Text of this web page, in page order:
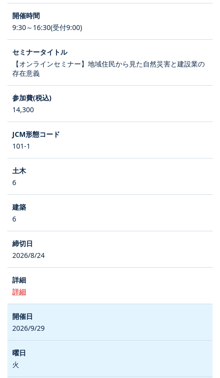
9:30～16:30(受付9:00)
【オンラインセミナー】地域住民から見た自然災害と建設業の
存在意義
14,300
101-1
6
6
2026/8/24
詳細
2026/9/29
火